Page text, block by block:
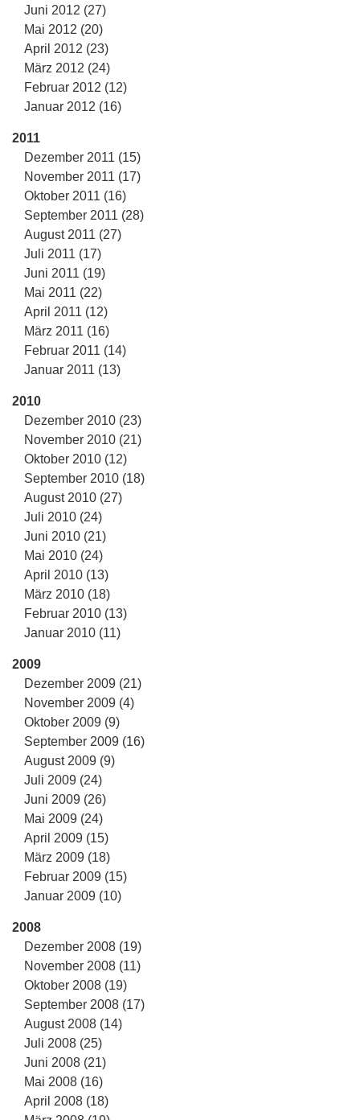
Juni 2012 (27)
Mai 2012 (20)
April 2012 (23)
März 2012 (24)
Februar 2012 (12)
Januar 2012 (16)
2011
Dezember 2011 (15)
November 2011 (17)
Oktober 2011 (16)
September 2011 (28)
August 2011 (27)
Juli 2011 (17)
Juni 2011 (19)
Mai 2011 (22)
April 2011 (12)
März 2011 (16)
Februar 2011 (14)
Januar 2011 (13)
2010
Dezember 2010 (23)
November 2010 (21)
Oktober 2010 (12)
September 2010 (18)
August 2010 (27)
Juli 2010 (24)
Juni 2010 (21)
Mai 2010 (24)
April 2010 (13)
März 2010 (18)
Februar 2010 (13)
Januar 2010 (11)
2009
Dezember 2009 (21)
November 2009 (4)
Oktober 2009 (9)
September 2009 (16)
August 2009 (9)
Juli 2009 (24)
Juni 2009 (26)
Mai 2009 (24)
April 2009 (15)
März 2009 (18)
Februar 2009 (15)
Januar 2009 (10)
2008
Dezember 2008 (19)
November 2008 (11)
Oktober 2008 (19)
September 2008 (17)
August 2008 (14)
Juli 2008 (25)
Juni 2008 (21)
Mai 2008 (16)
April 2008 (18)